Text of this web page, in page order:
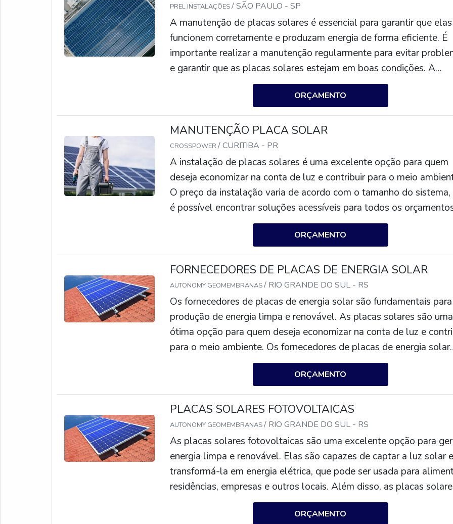
PREL INSTALAÇÕES/ SÃO PAULO - SP
A manutenção de placas solares é essencial para garantir que elas
funcionem corretamente e produzam energia de forma eficiente. É
importante realizar a manutenção regularmente para evitar
e garantir que as placas solares estejam em boas condições. A
manutenção inclui a limpeza das placas, a verificação de conexões e
cabos, a verificação de tensão e corrente, a verificação de sinais de
danos e a verificação de sinais de desgaste. Além disso, é
realizar a manutenção de acordo com as recomendações do
para garantir que as placas solares funcionem corretamente.
ORÇAMENTO
MANUTENÇÃO PLACA SOLAR
CROSSPOWER / CURITIBA - PR
A instalação de placas solares é uma excelente opção para quem
deseja economizar na conta de luz e contribuir para o meio
O preço da instalação varia de acordo com o tamanho do sistema,
é possível encontrar soluções acessíveis para todos os
Além disso, existem diversos programas de incentivo para quem
por instalar placas solares, o que pode ajudar a reduzir ainda mais o
custo da instalação.
ORÇAMENTO
FORNECEDORES DE PLACAS DE ENERGIA SOLAR
AUTONOMY GEOMEMBRANAS/ RIO GRANDE DO SUL - RS
Os fornecedores de placas de energia solar são fundamentais
produção de energia limpa e renovável. As placas solares são uma
ótima opção para quem deseja economizar na conta de luz e
para o meio ambiente. Os fornecedores de placas de energia solar
oferecem diversos modelos de placas, com diferentes potências e
preços, para atender às necessidades de cada cliente. Além disso,
também oferecem serviços de instalação e manutenção para
que as placas funcionem corretamente.
ORÇAMENTO
PLACAS SOLARES FOTOVOLTAICAS
AUTONOMY GEOMEMBRANAS/ RIO GRANDE DO SUL - RS
As placas solares fotovoltaicas são uma excelente opção para
energia limpa e renovável. Elas são capazes de captar a luz solar e
transformá-la em energia elétrica, que pode ser usada para
residências, empresas e outros locais. Além disso, as placas
fotovoltaicas são eficientes, duráveis e não emitem gases
Elas também são uma ótima alternativa para reduzir os custos de
ORÇAMENTO